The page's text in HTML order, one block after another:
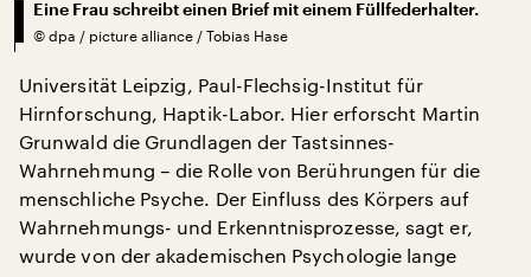
Eine Frau schreibt einen Brief mit einem Füllfederhalter.
© dpa / picture alliance / Tobias Hase
Universität Leipzig, Paul-Flechsig-Institut für
Hirnforschung, Haptik-Labor. Hier erforscht Martin
Grunwald die Grundlagen der Tastsinnes-
Wahrnehmung – die Rolle von Berührungen für die
menschliche Psyche. Der Einfluss des Körpers auf
Wahrnehmungs- und Erkenntnisprozesse, sagt er,
wurde von der akademischen Psychologie lange